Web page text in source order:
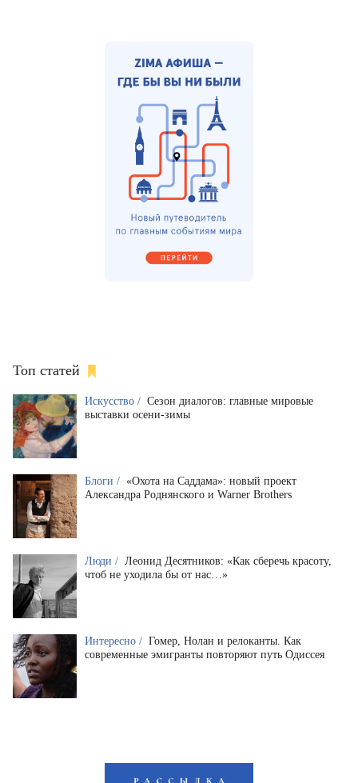
Топ статей
Искусство / Сезон диалогов: главные мировые
выставки осени-зимы
Блоги / «Охота на Саддама»: новый проект
Александра Роднянского и Warner Brothers
Люди / Леонид Десятников: «Как сберечь красоту,
чтоб не уходила бы от нас…»
Интересно / Гомер, Нолан и релоканты. Как
современные эмигранты повторяют путь Одиссея